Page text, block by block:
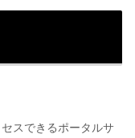
スできるポータルサ